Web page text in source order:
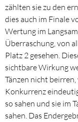
zählten sie zu den
dies auch im Finale
Wertung im
Überraschung, von
Platz 2 gesehen.
sichtbare Wirkung
Tänzen nicht
Konkurrenz
so sahen und sie im
sahen. Das